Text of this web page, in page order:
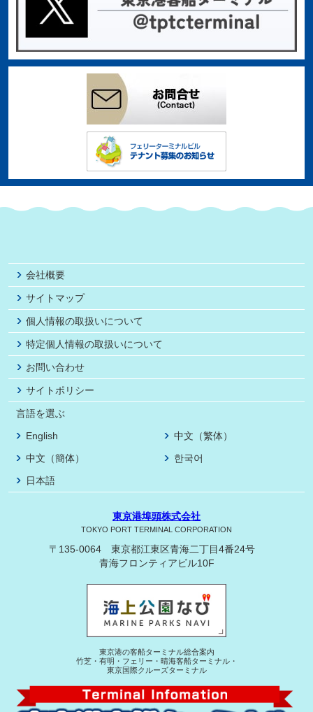
会社概要
サイトマップ
個人情報の取扱いについて
特定個人情報の取扱いについて
お問い合わせ
サイトポリシー
言語を選ぶ
English
中文（繁体）
中文（簡体）
한국어
日本語
東京港埠頭株式会社
TOKYO PORT TERMINAL CORPORATION
〒135-0064 東京都江東区青海二丁目4番24号
青海フロンティアビル10F
東京港の客船ターミナル総合案内
竹芝・有明・フェリー・晴海客船ターミナル・
東京国際クルーズターミナル